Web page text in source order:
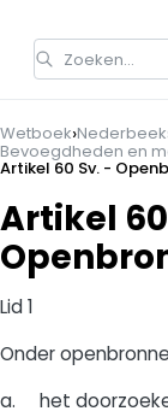
Zoeken…
Wetboek›
Bevoegdheden en
Artikel 60 Sv. -
Artikel
Lid 1
Onder
a. het